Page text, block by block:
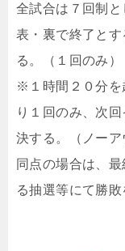
全試合は７回制
表・裏で終了と
る。（１回のみ）
※１時間２０分を
り１回のみ、次
決する。（ノーア
同点の場合は、
る抽選等にて勝敗